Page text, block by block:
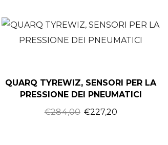
QUARQ TYREWIZ, SENSORI PER LA
PRESSIONE DEI PNEUMATICI
€284,00 €227,20